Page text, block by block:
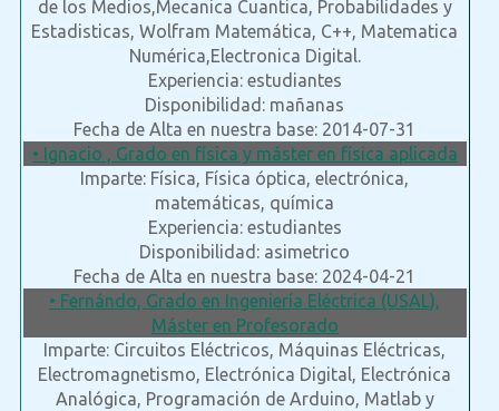
de los Medios,Mecanica Cuantica, Probabilidades y
Estadisticas, Wolfram Matemática, C++, Matematica
Numérica,Electronica Digital.
Experiencia: estudiantes
Disponibilidad: mañanas
Fecha de Alta en nuestra base: 2014-07-31
• Ignacio , Grado en física y máster en física aplicada
Imparte: Física, Física óptica, electrónica,
matemáticas, química
Experiencia: estudiantes
Disponibilidad: asimetrico
Fecha de Alta en nuestra base: 2024-04-21
• Fernándo, Grado en Ingeniería Eléctrica (USAL),
Máster en Profesorado
Imparte: Circuitos Eléctricos, Máquinas Eléctricas,
Electromagnetismo, Electrónica Digital, Electrónica
Analógica, Programación de Arduino, Matlab y